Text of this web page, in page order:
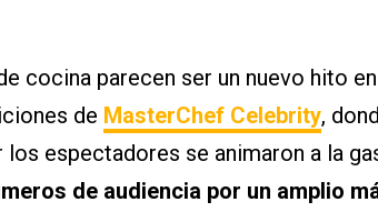
cocina parecen ser un nuevo hito
de MasterChef Celebrity,
espectadores se animaron a la
de audiencia por un amplio